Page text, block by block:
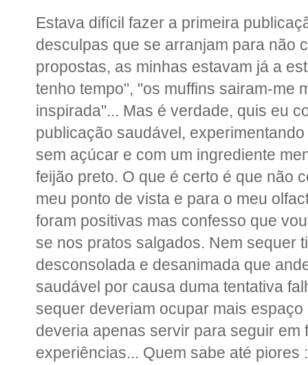
Estava difícil fazer a primeira
desculpas que se arranjam para não
propostas, as minhas estavam já a
tenho tempo", "os muffins sairam-me
inspirada"... Mas é verdade, quis eu
publicação saudável,
sem açúcar e com um ingrediente
feijão preto. O que é certo é que não
meu ponto de vista e para o meu
foram positivas mas confesso que
se nos pratos salgados. Nem sequer
desconsolada e desanimada que
saudável por causa duma tentativa
sequer deveriam ocupar mais
deveria apenas servir para seguir em
experiências... Quem sabe até piores